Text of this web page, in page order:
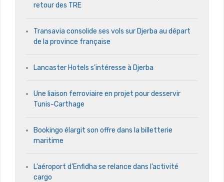
retour des TRE
Transavia consolide ses vols sur Djerba au départ
de la province française
Lancaster Hotels s’intéresse à Djerba
Une liaison ferroviaire en projet pour desservir
Tunis-Carthage
Bookingo élargit son offre dans la billetterie
maritime
L’aéroport d’Enfidha se relance dans l’activité
cargo